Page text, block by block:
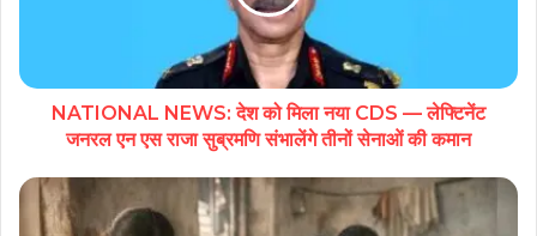
NATIONAL NEWS: देश को मिला नया CDS — लेफ्टिनेंट
जनरल एन एस राजा सुब्रमणि संभालेंगे तीनों सेनाओं की कमान